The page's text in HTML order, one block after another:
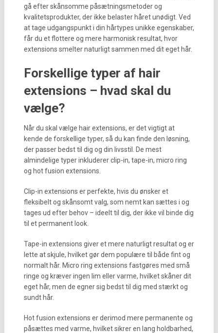
gå efter skånsomme påsætningsmetoder og
kvalitetsprodukter, der ikke belaster håret unødigt. Ved
at tage udgangspunkt i din hårtypes unikke egenskaber,
får du et flottere og mere harmonisk resultat, hvor
extensions smelter naturligt sammen med dit eget hår.
Forskellige typer af hair
extensions – hvad skal du
vælge?
Når du skal vælge hair extensions, er det vigtigt at
kende de forskellige typer, så du kan finde den løsning,
der passer bedst til dig og din livsstil. De mest
almindelige typer inkluderer clip-in, tape-in, micro ring
og hot fusion extensions.
Clip-in extensions er perfekte, hvis du ønsker et
fleksibelt og skånsomt valg, som nemt kan sættes i og
tages ud efter behov – ideelt til dig, der ikke vil binde dig
til et permanent look.
Tape-in extensions giver et mere naturligt resultat og er
lette at skjule, hvilket gør dem populære til både fint og
normalt hår. Micro ring extensions fastgøres med små
ringe og kræver ingen lim eller varme, hvilket skåner dit
eget hår, men de egner sig bedst til dig med stærkt og
sundt hår.
Hot fusion extensions er derimod mere permanente og
påsættes med varme, hvilket sikrer en lang holdbarhed,